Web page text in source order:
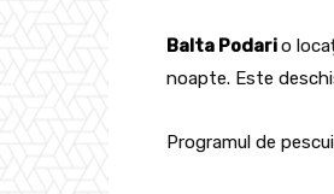
Balta Podario
noapte. Este
Programul de